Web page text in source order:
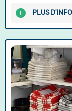
PLUS